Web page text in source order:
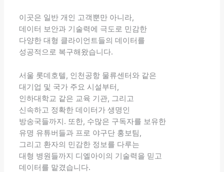
이곳은 일반 개인 고객뿐만 아니라,
데이터 보안과 기술력에 극도로 민감한
다양한 대형 클라이언트들의 데이터를
성공적으로 복구해왔습니다.
서울 롯데호텔, 인천공항 물류센터와 같은
대기업 및 국가 주요 시설부터,
인하대학교 같은 교육 기관, 그리고
신속하고 정확한 데이터가 생명인
방송국들까지. 또한, 수많은 구독자를 보유한
유명 유튜버들과 프로 야구단 홍보팀,
그리고 환자의 민감한 정보를 다루는
대형 병원들까지 디엘아이의 기술력을 믿고
데이터를 맡겼습니다.